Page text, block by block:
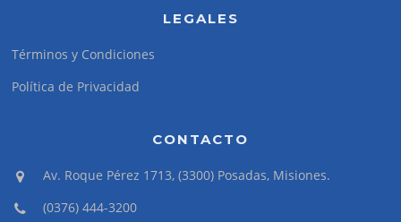
LEGALES
Términos y Condiciones
Política de Privacidad
CONTACTO
Av. Roque Pérez 1713, (3300) Posadas, Misiones.
(0376) 444-3200